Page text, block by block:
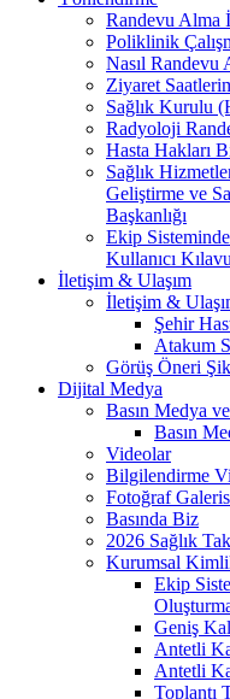
Randevu Alma
Poliklinik
Nasıl Randevu
Ziyaret
Sağlık Kurulu
Radyoloji
Hasta Hakları
Sağlık
Geliştirme ve
Başkanlığı
Ekip
Kullanıcı
İletişim & Ulaşım
İletişim &
Şehir
Atakum
Görüş Öneri
Dijital Medya
Basın Medya
Basın
Videolar
Bilgilendirme
Fotoğraf
Basında Biz
2026 Sağlık
Kurumsal
Ekip
Geniş
Antetli
Antetli
Toplantı